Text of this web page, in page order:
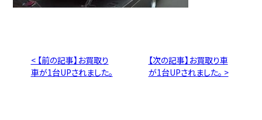
< 【前の記事】お買取り
車が1台UPされました。
【次の記事】お買取り車
が1台UPされました。 >